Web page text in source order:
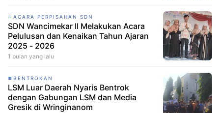
ACARA PERPISAHAN SDN
SDN Wancimekar II Melakukan Acara
Pelulusan dan Kenaikan Tahun Ajaran
2025 - 2026
1 bulan yang lalu
BENTROKAN
LSM Luar Daerah Nyaris Bentrok
dengan Gabungan LSM dan Media
Gresik di Wringinanom